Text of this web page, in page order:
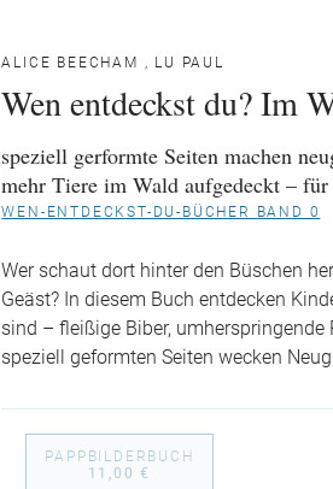
ALICE BEECHAM , LU PAUL
Wen entdeckst du? Im
speziell gerformte Seiten machen
mehr Tiere im Wald aufgedeckt –
WEN-ENTDECKST-DU-BÜCHER BAND 0
Wer schaut dort hinter den Büschen
Geäst? In diesem Buch entdecken
sind – fleißige Biber, umherspringende
speziell geformten Seiten wecken
PAPPBILDERBUCH
11,00 €